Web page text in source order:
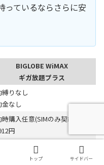
っているならさらに安
BIGLOBE WiMAX
ギガ放題プラス
縛りなし
金なし
購入任意(SIMのみ契約可能)
円
分割払い(913円/月×24回)
/月(無料)トップ サイドバー